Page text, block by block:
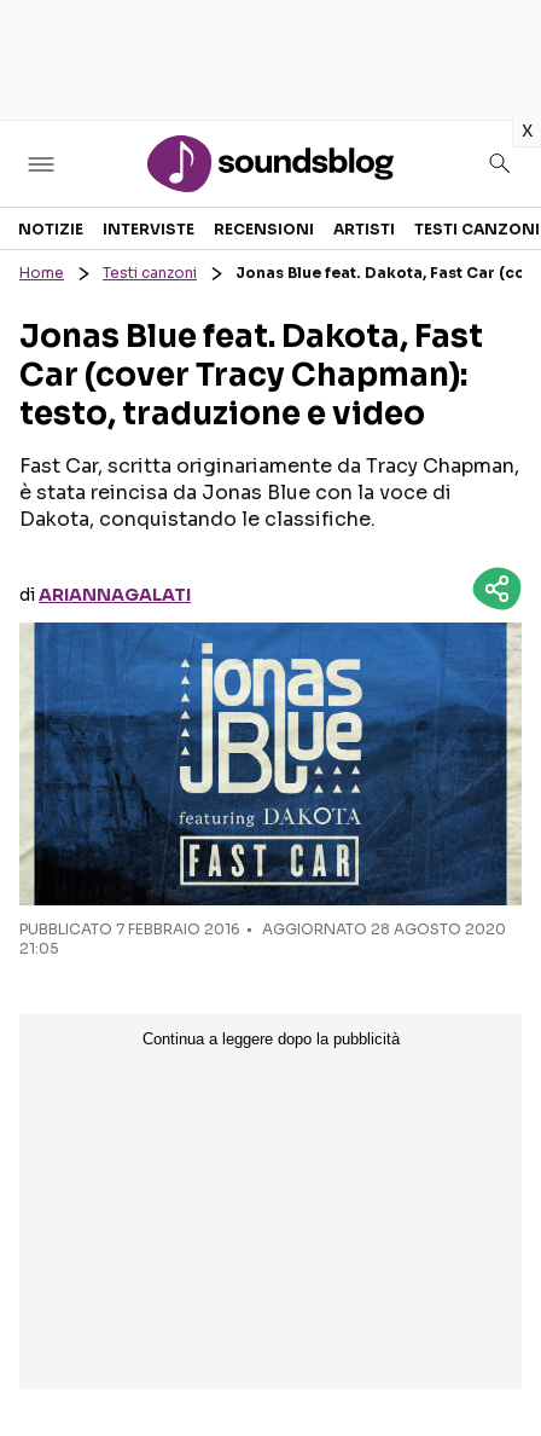
x
Sezioni
RECENSIONI MUSICALI
INTERVISTE
GOSSIP E CURIOSITÀ
TESTI CANZONI
TOUR ED EVENTI
TALENT SHOW
Seguici sui social
NOTIZIE INTERVISTE RECENSIONI ARTISTI TESTI CANZONI
Home Testi canzoni Jonas Blue feat. Dakota, Fast Car
Jonas Blue feat. Dakota, Fast
Car (cover Tracy Chapman):
testo, traduzione e video
Fast Car, scritta originariamente da Tracy Chapman,
è stata reincisa da Jonas Blue con la voce di
Dakota, conquistando le classifiche.
diARIANNAGALATI
PUBBLICATO 7 FEBBRAIO 2016
AGGIORNATO 28 AGOSTO 2020
21:05